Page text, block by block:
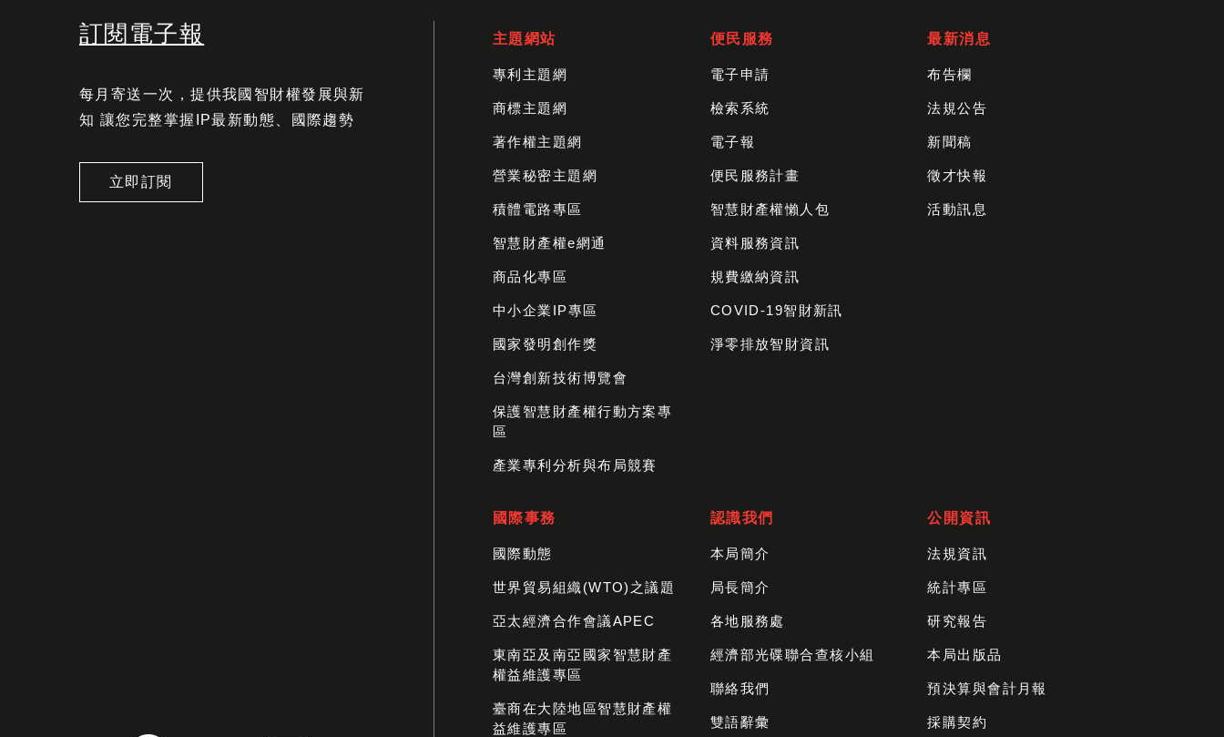
訂閱電子報
每月寄送一次，提供我國智財權發展與新
知 讓您完整掌握IP最新動態、國際趨勢
立即訂閱
主題網站
專利主題網
商標主題網
著作權主題網
營業秘密主題網
積體電路專區
智慧財產權e網通
商品化專區
中小企業IP專區
國家發明創作獎
台灣創新技術博覽會
保護智慧財產權行動方案專
區
產業專利分析與布局競賽
便民服務
電子申請
檢索系統
電子報
便民服務計畫
智慧財產權懶人包
資料服務資訊
規費繳納資訊
COVID-19智財新訊
淨零排放智財資訊
最新消息
布告欄
法規公告
新聞稿
徵才快報
活動訊息
國際事務
國際動態
世界貿易組織(WTO)之議題
亞太經濟合作會議APEC
東南亞及南亞國家智慧財產
權益維護專區
臺商在大陸地區智慧財產權
益維護專區
認識我們
本局簡介
局長簡介
各地服務處
經濟部光碟聯合查核小組
聯絡我們
雙語辭彙
公開資訊
法規資訊
統計專區
研究報告
本局出版品
預決算與會計月報
採購契約